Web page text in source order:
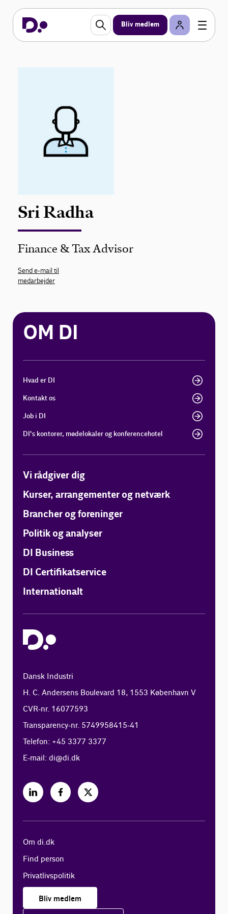
Bliv medlem
Sri Radha
Finance & Tax Advisor
Send e-mail til
medarbejder
OM DI
Hvad er DI
Kontakt os
Job i DI
DI's kontorer, mødelokaler og konferencehotel
Vi rådgiver dig
Kurser, arrangementer og netværk
Brancher og foreninger
Politik og analyser
DI Business
DI Certifikatservice
Internationalt
Dansk Industri
H. C. Andersens Boulevard 18, 1553 København V
CVR-nr. 16077593
Transparency-nr. 5749958415-41
Telefon: +45 3377 3377
E-mail:di@di.dk
Om di.dk
Find person
Privatlivspolitik
Bliv medlem